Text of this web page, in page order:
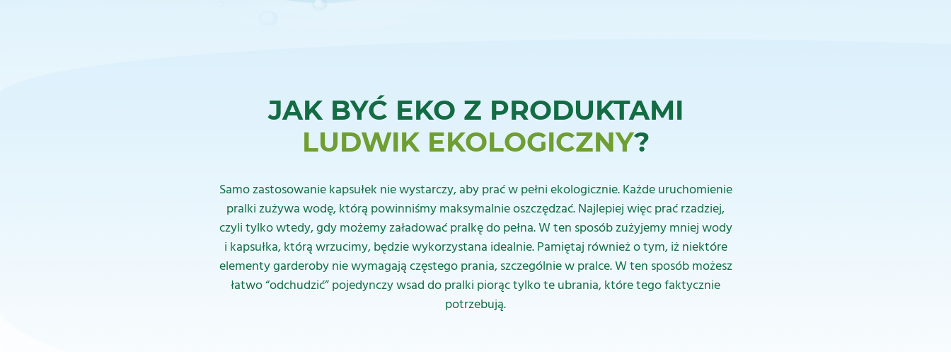
JAK BYĆ EKO Z PRODUKTAMI
LUDWIK EKOLOGICZNY?
Samo zastosowanie kapsułek nie wystarczy, aby prać w pełni ekologicznie. Każde uruchomienie
pralki zużywa wodę, którą powinniśmy maksymalnie oszczędzać. Najlepiej więc prać rzadziej,
czyli tylko wtedy, gdy możemy załadować pralkę do pełna. W ten sposób zużyjemy mniej wody
i kapsułka, którą wrzucimy, będzie wykorzystana idealnie. Pamiętaj również o tym, iż niektóre
elementy garderoby nie wymagają częstego prania, szczególnie w pralce. W ten sposób możesz
łatwo “odchudzić” pojedynczy wsad do pralki piorąc tylko te ubrania, które tego faktycznie
potrzebują.